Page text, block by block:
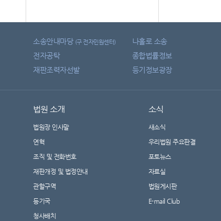
소송안내마당 (구 전자민원센터) 나홀로 소송
전자공탁
종합법률정보
재판조력자선발
등기정보광장
법원 소개
법원장 인사말
연혁
조직 및 전화번호
재판개정 및 법정안내
관할구역
등기국
청사배치
소식
새소식
우리법원 주요판결
포토뉴스
자료실
법원게시판
E-mail Club